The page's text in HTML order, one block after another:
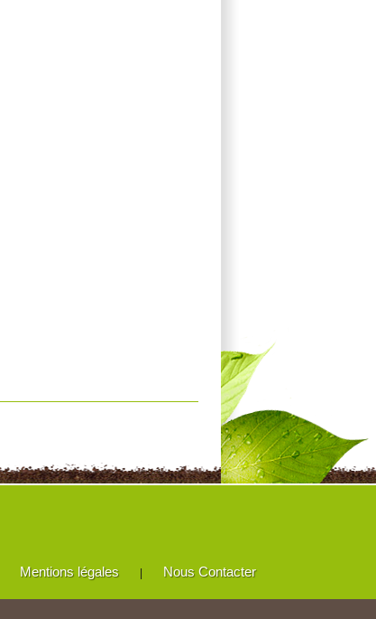
Mentions légales | Nous Contacter